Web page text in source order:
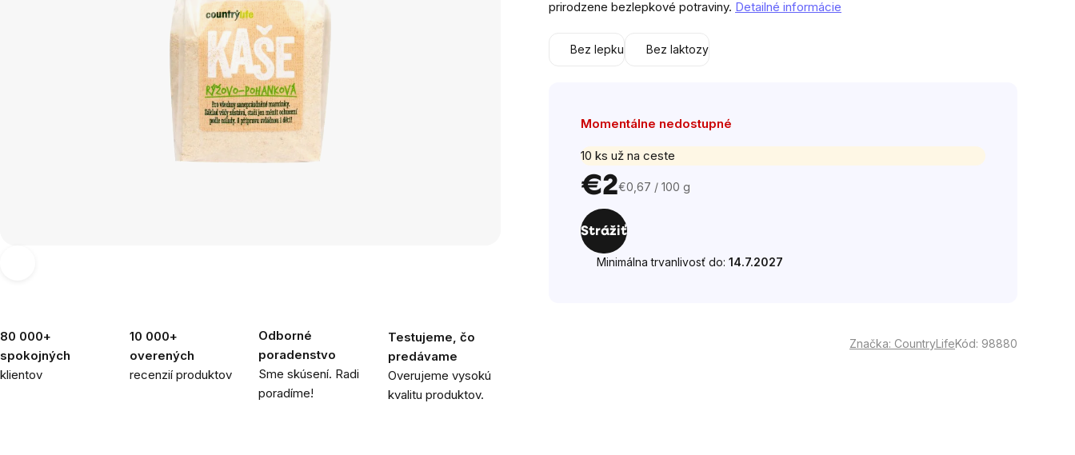
0,0
80 000+
spokojných
klientov
10 000+
overených
recenzií produktov
Odborné
poradenstvo
Sme skúsení. Radi
poradíme!
Testujeme, čo
predávame
Overujeme vysokú
kvalitu produktov.
prirodzene bezlepkové potraviny. Detailné informácie
Bez lepku Bez laktozy
Momentálne nedostupné
10 ks už na ceste
€2 Jednotková
cena:
€0,67 / 100 g
Strážiť
Minimálna trvanlivosť do: 14.7.2027
Značka: CountryLifeKód: 98880